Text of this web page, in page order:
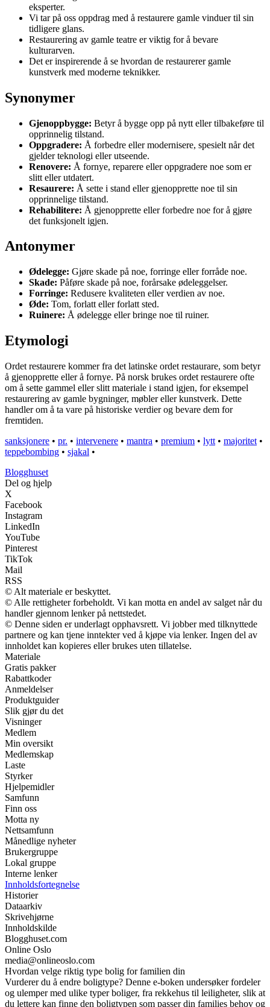
eksperter.
Vi tar på oss oppdrag med å restaurere gamle vinduer til sin
tidligere glans.
Restaurering av gamle teatre er viktig for å bevare
kulturarven.
Det er inspirerende å se hvordan de restaurerer gamle
kunstverk med moderne teknikker.
Synonymer
Gjenoppbygge: Betyr å bygge opp på nytt eller tilbakeføre til
opprinnelig tilstand.
Oppgradere: Å forbedre eller modernisere, spesielt når det
gjelder teknologi eller utseende.
Renovere: Å fornye, reparere eller oppgradere noe som er
slitt eller utdatert.
Resaurere: Å sette i stand eller gjenopprette noe til sin
opprinnelige tilstand.
Rehabilitere: Å gjenopprette eller forbedre noe for å gjøre
det funksjonelt igjen.
Antonymer
Ødelegge: Gjøre skade på noe, forringe eller forråde noe.
Skade: Påføre skade på noe, forårsake ødeleggelser.
Forringe: Redusere kvaliteten eller verdien av noe.
Øde: Tom, forlatt eller forlatt sted.
Ruinere: Å ødelegge eller bringe noe til ruiner.
Etymologi
Ordet restaurere kommer fra det latinske ordet restaurare, som betyr
å gjenopprette eller å fornye. På norsk brukes ordet restaurere ofte
om å sette gammel eller slitt materiale i stand igjen, for eksempel
restaurering av gamle bygninger, møbler eller kunstverk. Dette
handler om å ta vare på historiske verdier og bevare dem for
fremtiden.
sanksjonere • pr. • intervenere • mantra • premium • lytt • majoritet •
teppebombing • sjakal •
Blogghuset
Del og hjelp
X
Facebook
Instagram
LinkedIn
YouTube
Pinterest
TikTok
Mail
RSS
© Alt materiale er beskyttet.
© Alle rettigheter forbeholdt. Vi kan motta en andel av salget når du
handler gjennom lenker på nettstedet.
© Denne siden er underlagt opphavsrett. Vi jobber med tilknyttede
partnere og kan tjene inntekter ved å kjøpe via lenker. Ingen del av
innholdet kan kopieres eller brukes uten tillatelse.
Materiale
Gratis pakker
Rabattkoder
Anmeldelser
Produktguider
Slik gjør du det
Visninger
Medlem
Min oversikt
Medlemskap
Laste
Styrker
Hjelpemidler
Samfunn
Finn oss
Motta ny
Nettsamfunn
Månedlige nyheter
Brukergruppe
Lokal gruppe
Interne lenker
Innholdsfortegnelse
Historier
Dataarkiv
Skrivehjørne
Innholdskilde
Blogghuset.com
Online Oslo
media@onlineoslo.com
Hvordan velge riktig type bolig for familien din
Vurderer du å endre boligtype? Denne e-boken undersøker fordeler
og ulemper med ulike typer boliger, fra rekkehus til leiligheter, slik at
du lettere kan finne den boligtypen som passer din families behov og